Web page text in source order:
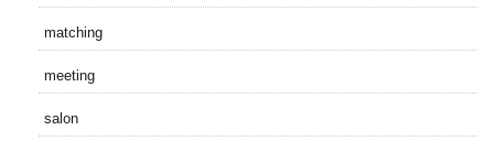
matching
meeting
salon